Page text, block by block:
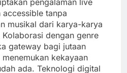
tanpa
musikal dari karya-karya
dengan genre
gateway bagi jutaan
kekayaan
ada. Teknologi digital